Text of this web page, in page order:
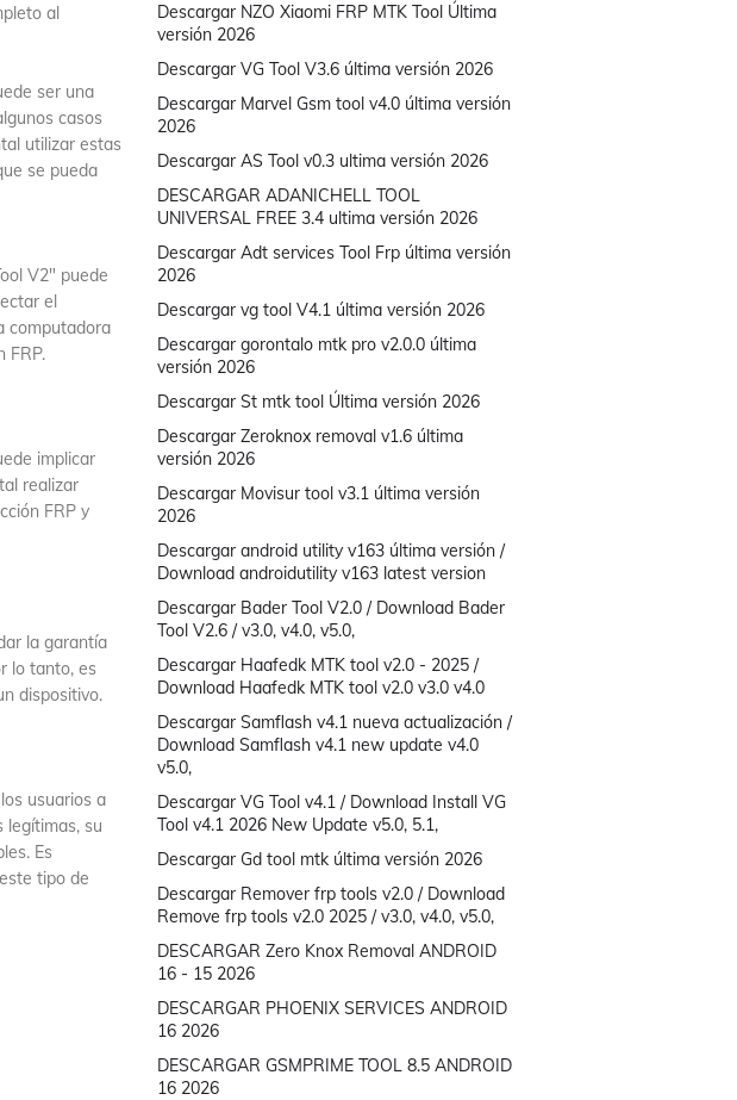
al
ser una
casos
utilizar estas
se pueda
V2" puede
el
computadora
FRP.
implicar
realizar
FRP y
la garantía
lo tanto, es
dispositivo.
usuarios a
legítimas, su
Es
tipo de
Descargar NZO Xiaomi FRP MTK Tool Última
versión 2026
Descargar VG Tool V3.6 última versión 2026
Descargar Marvel Gsm tool v4.0 última versión
2026
Descargar AS Tool v0.3 ultima versión 2026
DESCARGAR ADANICHELL TOOL
UNIVERSAL FREE 3.4 ultima versión 2026
Descargar Adt services Tool Frp última versión
2026
Descargar vg tool V4.1 última versión 2026
Descargar gorontalo mtk pro v2.0.0 última
versión 2026
Descargar St mtk tool Última versión 2026
Descargar Zeroknox removal v1.6 última
versión 2026
Descargar Movisur tool v3.1 última versión
2026
Descargar android utility v163 última versión /
Download androidutility v163 latest version
Descargar Bader Tool V2.0 / Download Bader
Tool V2.6 / v3.0, v4.0, v5.0,
Descargar Haafedk MTK tool v2.0 - 2025 /
Download Haafedk MTK tool v2.0 v3.0 v4.0
Descargar Samflash v4.1 nueva actualización /
Download Samflash v4.1 new update v4.0
v5.0,
Descargar VG Tool v4.1 / Download Install VG
Tool v4.1 2026 New Update v5.0, 5.1,
Descargar Gd tool mtk última versión 2026
Descargar Remover frp tools v2.0 / Download
Remove frp tools v2.0 2025 / v3.0, v4.0, v5.0,
DESCARGAR Zero Knox Removal ANDROID
16 - 15 2026
DESCARGAR PHOENIX SERVICES ANDROID
16 2026
DESCARGAR GSMPRIME TOOL 8.5 ANDROID
16 2026